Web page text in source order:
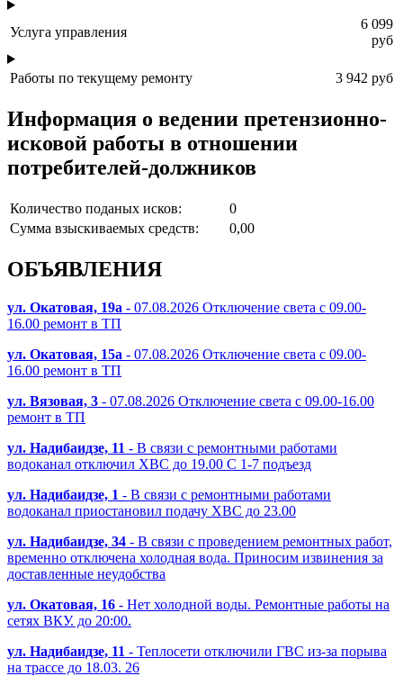
Услуга управления
6 099
руб
Работы по текущему ремонту 3 942 руб
Информация о ведении претензионно-
исковой работы в отношении
потребителей-должников
Количество поданых исков:
0
Сумма взыскиваемых средств:
0,00
ОБЪЯВЛЕНИЯ
ул. Окатовая, 19а - 07.08.2026 Отключение света с 09.00-
16.00 ремонт в ТП
ул. Окатовая, 15а - 07.08.2026 Отключение света с 09.00-
16.00 ремонт в ТП
ул. Вязовая, 3 - 07.08.2026 Отключение света с 09.00-16.00
ремонт в ТП
ул. Надибаидзе, 11 - В связи с ремонтными работами
водоканал отключил ХВС до 19.00 С 1-7 подъезд
ул. Надибаидзе, 1 - В связи с ремонтными работами
водоканал приостановил подачу ХВС до 23.00
ул. Надибаидзе, 34 - В связи с проведением ремонтных работ,
временно отключена холодная вода. Приносим извинения за
доставленные неудобства
ул. Окатовая, 16 - Нет холодной воды. Ремонтные работы на
сетях ВКУ. до 20:00.
ул. Надибаидзе, 11 - Теплосети отключили ГВС из-за порыва
на трассе до 18.03. 26